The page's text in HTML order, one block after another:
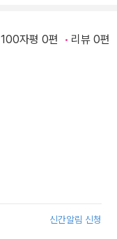
100자평 0편 리뷰 0편
신간알림 신청